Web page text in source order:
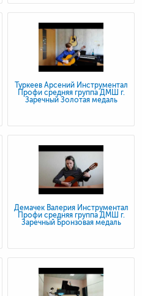
Туркеев Арсений Инструментал
Профи средняя группа ДМШ г.
Заречный Золотая медаль
Демачек Валерия Инструментал
Профи средняя группа ДМШ г.
Заречный Бронзовая медаль